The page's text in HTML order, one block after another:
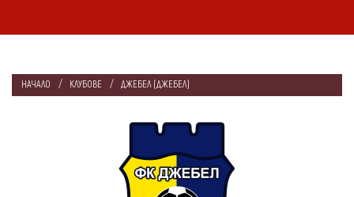
НАЧАЛО КЛУБОВЕ ДЖЕБЕЛ (ДЖЕБЕЛ)